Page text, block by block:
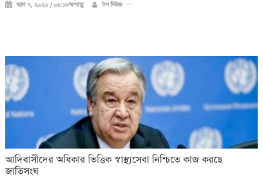
আগ ৭, ২০২৬ / ০৬:১৮অপরাহ্ণ টপ নিউজ
আদিবাসীদের অধিকার ভিত্তিক স্বাস্থ্যসেবা নিশ্চিতে কাজ করছে
জাতিসংঘ